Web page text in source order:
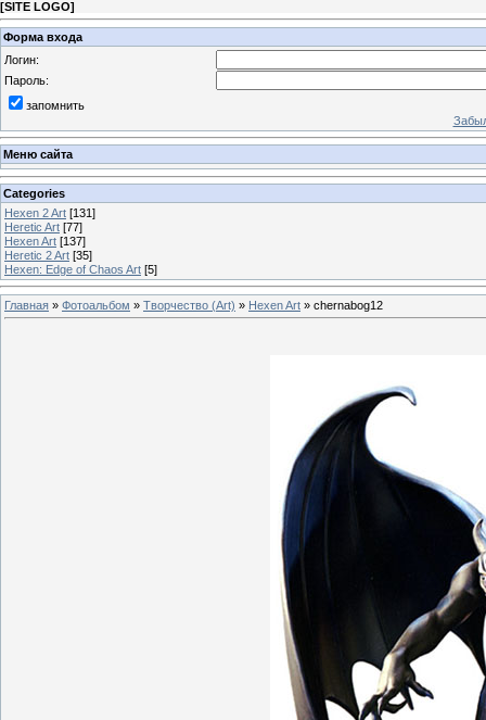
[SITE LOGO]
Форма входа
Логин:
Пароль:
запомнить
Меню сайта
Categories
Hexen 2 Art [131]
Heretic Art [77]
Hexen Art [137]
Heretic 2 Art [35]
Hexen: Edge of Chaos Art [5]
Главная » Фотоальбом » Творчество (Art) » Hexen Art » chernabog12